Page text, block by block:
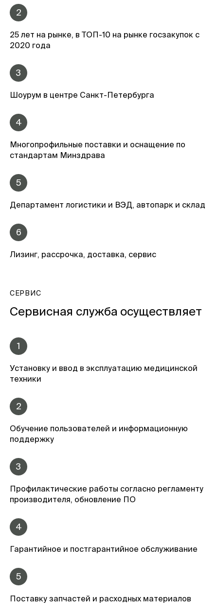
2
25 лет на рынке, в ТОП-10 на рынке госзакупок с
2020 года
3
Шоурум в центре Санкт-Петербурга
4
Многопрофильные поставки и оснащение по
стандартам Минздрава
5
Департамент логистики и ВЭД, автопарк и склад
6
Лизинг, рассрочка, доставка, сервис
СЕРВИС
Сервисная служба осуществляет
1
Установку и ввод в эксплуатацию медицинской
техники
2
Обучение пользователей и информационную
поддержку
3
Профилактические работы согласно регламенту
производителя, обновление ПО
4
Гарантийное и постгарантийное обслуживание
5
Поставку запчастей и расходных материалов